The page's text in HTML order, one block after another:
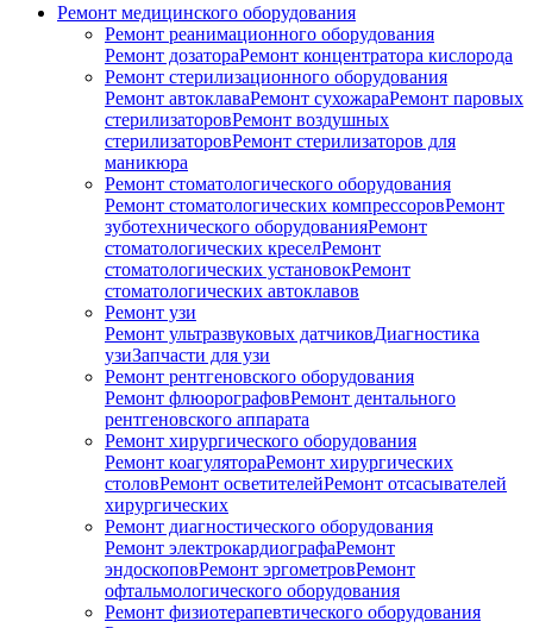
Ремонт медицинского оборудования
Ремонт реанимационного оборудования
Ремонт дозатораРемонт концентратора кислорода
Ремонт стерилизационного оборудования
Ремонт автоклаваРемонт сухожараРемонт паровых
стерилизаторовРемонт воздушных
стерилизаторовРемонт стерилизаторов для
маникюра
Ремонт стоматологического оборудования
Ремонт стоматологических компрессоровРемонт
зуботехнического оборудованияРемонт
стоматологических креселРемонт
стоматологических установокРемонт
стоматологических автоклавов
Ремонт узи
Ремонт ультразвуковых датчиковДиагностика
узиЗапчасти для узи
Ремонт рентгеновского оборудования
Ремонт флюорографовРемонт дентального
рентгеновского аппарата
Ремонт хирургического оборудования
Ремонт коагулятораРемонт хирургических
столовРемонт осветителейРемонт отсасывателей
хирургических
Ремонт диагностического оборудования
Ремонт электрокардиографаРемонт
эндоскоповРемонт эргометровРемонт
офтальмологического оборудования
Ремонт физиотерапевтического оборудования